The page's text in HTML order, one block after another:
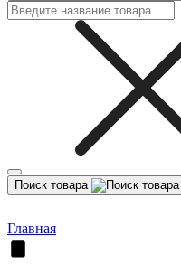
Поиск товара
Главная